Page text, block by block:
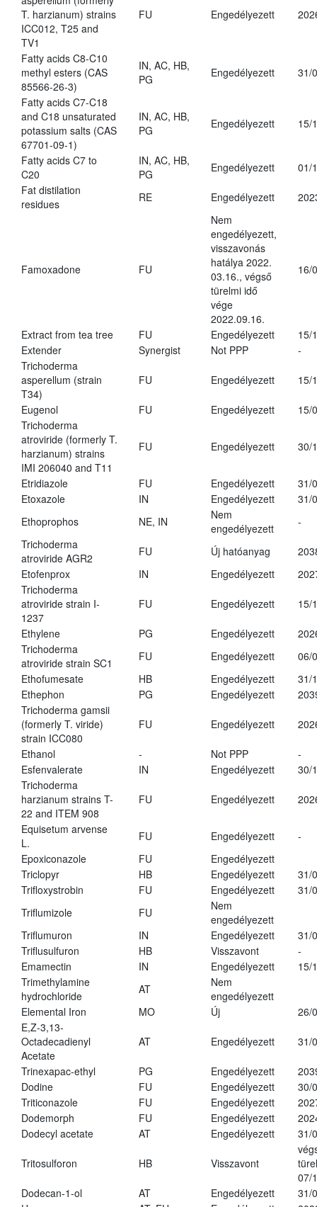
T. harzianum) strains
ICC012, T25 and
TV1
FU Engedélyezett
Fatty acids C8-C10
methyl esters (CAS
85566-26-3)
IN, AC, HB,
PG
Engedélyezett 31/
Fatty acids C7-C18
and C18 unsaturated
potassium salts (CAS
67701-09-1)
IN, AC, HB,
PG
Engedélyezett 15/
Fatty acids C7 to
C20
IN, AC, HB,
PG
Engedélyezett
01/
Fat distilation
residues
RE Engedélyezett
Famoxadone FU
Nem
engedélyezett,
visszavonás
hatálya 2022.
03.16., végső
türelmi idő
vége
2022.09.16.
16/
Extract from tea tree FU Engedélyezett
15/
Extender
Synergist Not PPP
-
Trichoderma
asperellum (strain
T34)
FU Engedélyezett 15/
Eugenol FU Engedélyezett
15/
Trichoderma
atroviride (formerly T.
harzianum) strains
IMI 206040 and T11
FU Engedélyezett 30/
Etridiazole FU Engedélyezett
31/
Etoxazole
IN Engedélyezett
31/
Ethoprophos
NE, IN
Nem
engedélyezett
-
Trichoderma
atroviride AGR2
FU Új hatóanyag
Etofenprox
IN Engedélyezett
Trichoderma
atroviride strain I-
1237
FU Engedélyezett 15/
Ethylene PG Engedélyezett
Trichoderma
atroviride strain SC1
FU Engedélyezett
06/
Ethofumesate
HB Engedélyezett
31/
Ethephon
PG Engedélyezett
Trichoderma gamsii
(formerly T. viride)
strain ICC080
FU Engedélyezett
Ethanol - Not PPP
-
Esfenvalerate
IN Engedélyezett
30/
Trichoderma
harzianum strains T-
22 and ITEM 908
FU Engedélyezett
Equisetum arvense
L.
FU Engedélyezett
-
Epoxiconazole
FU
Engedélyezett
Triclopyr
HB Engedélyezett
31/
Trifloxystrobin
FU Engedélyezett
31/
Triflumizole
FU
Nem
engedélyezett
Triflumuron
IN Engedélyezett
31/
Triflusulfuron
HB Visszavont
-
Emamectin
IN Engedélyezett
15/
Trimethylamine
hydrochloride
AT
Nem
engedélyezett
Elemental Iron
MO Új
26/
E,Z-3,13-
Octadecadienyl
Acetate
AT Engedélyezett 31/
Trinexapac-ethyl PG Engedélyezett
Dodine
FU Engedélyezett
30/
Triticonazole
FU Engedélyezett
Dodemorph
FU Engedélyezett
Dodecyl acetate
AT Engedélyezett 31/
Tritosulforon HB Visszavont
07/
Dodecan-1-ol
AT Engedélyezett
31/